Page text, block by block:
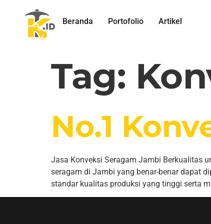
Beranda Portofolio Artikel
Tag:
No.1
Jasa Konveksi Seragam Jambi Berkualitas
seragam di Jambi yang benar-benar dapat
standar kualitas produksi yang tinggi serta